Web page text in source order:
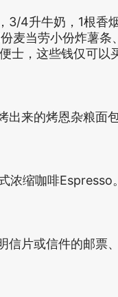
3/4升牛奶，1根香烟
麦当劳小份炸薯
士，这些钱仅可以
出来的烤恩杂粮面
浓缩咖啡Espresso。
信片或信件的邮票